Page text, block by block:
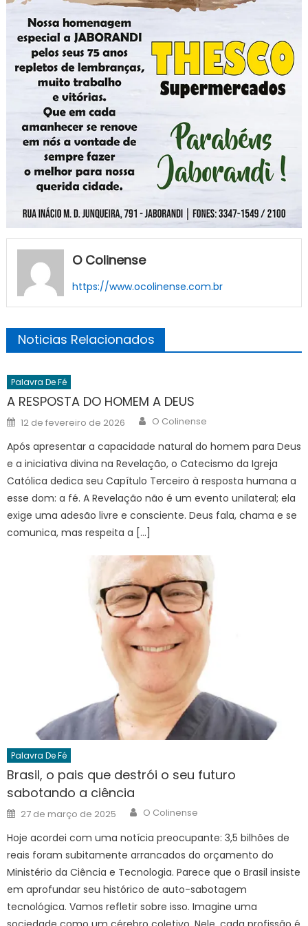
O Colinense
https://www.ocolinense.com.br
Noticias Relacionados
Palavra De Fé
A RESPOSTA DO HOMEM A DEUS
Posted
on
12 de fevereiro de 2026 Author
O Colinense
Após apresentar a capacidade natural do homem para Deus
e a iniciativa divina na Revelação, o Catecismo da Igreja
Católica dedica seu Capítulo Terceiro à resposta humana a
esse dom: a fé. A Revelação não é um evento unilateral; ela
exige uma adesão livre e consciente. Deus fala, chama e se
comunica, mas respeita a […]
Palavra De Fé
Brasil, o pais que destrói o seu futuro
sabotando a ciência
Posted
on
27 de março de 2025 Author
O Colinense
Hoje acordei com uma notícia preocupante: 3,5 bilhões de
reais foram subitamente arrancados do orçamento do
Ministério da Ciência e Tecnologia. Parece que o Brasil insiste
em aprofundar seu histórico de auto-sabotagem
tecnológica. Vamos refletir sobre isso. Imagine uma